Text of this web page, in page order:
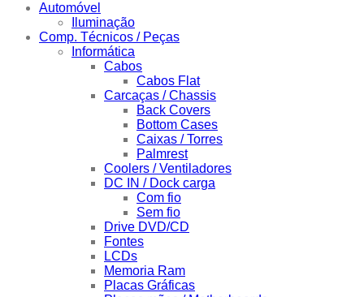
Automóvel
Iluminação
Comp. Técnicos / Peças
Informática
Cabos
Cabos Flat
Carcaças / Chassis
Back Covers
Bottom Cases
Caixas / Torres
Palmrest
Coolers / Ventiladores
DC IN / Dock carga
Com fio
Sem fio
Drive DVD/CD
Fontes
LCDs
Memoria Ram
Placas Gráficas